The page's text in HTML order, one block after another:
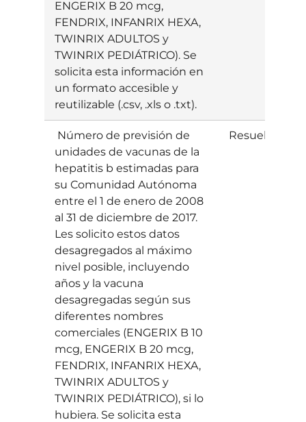
ENGERIX B 20 mcg,
FENDRIX, INFANRIX HEXA,
TWINRIX ADULTOS y
TWINRIX PEDIÁTRICO). Se
solicita esta información en
un formato accesible y
reutilizable (.csv, .xls o .txt).
Número de previsión de
unidades de vacunas de la
hepatitis b estimadas para
su Comunidad Autónoma
entre el 1 de enero de 2008
al 31 de diciembre de 2017.
Les solicito estos datos
desagregados al máximo
nivel posible, incluyendo
años y la vacuna
desagregadas según sus
diferentes nombres
comerciales (ENGERIX B 10
mcg, ENGERIX B 20 mcg,
FENDRIX, INFANRIX HEXA,
TWINRIX ADULTOS y
TWINRIX PEDIÁTRICO), si lo
hubiera. Se solicita esta
Resuelta